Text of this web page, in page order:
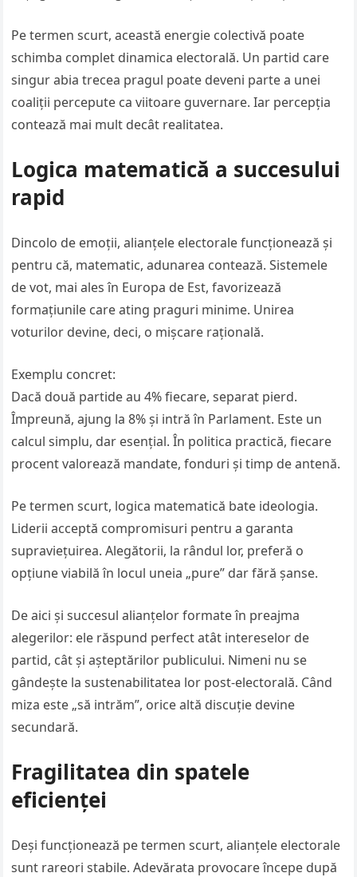
Pe termen scurt, această energie colectivă poate
schimba complet dinamica electorală. Un partid care
singur abia trecea pragul poate deveni parte a unei
coaliții percepute ca viitoare guvernare. Iar percepția
contează mai mult decât realitatea.
Logica matematică a succesului
rapid
Dincolo de emoții, alianțele electorale funcționează și
pentru că, matematic, adunarea contează. Sistemele
de vot, mai ales în Europa de Est, favorizează
formațiunile care ating praguri minime. Unirea
voturilor devine, deci, o mișcare rațională.
Exemplu concret:
Dacă două partide au 4% fiecare, separat pierd.
Împreună, ajung la 8% și intră în Parlament. Este un
calcul simplu, dar esențial. În politica practică, fiecare
procent valorează mandate, fonduri și timp de antenă.
Pe termen scurt, logica matematică bate ideologia.
Liderii acceptă compromisuri pentru a garanta
supraviețuirea. Alegătorii, la rândul lor, preferă o
opțiune viabilă în locul uneia „pure” dar fără șanse.
De aici și succesul alianțelor formate în preajma
alegerilor: ele răspund perfect atât intereselor de
partid, cât și așteptărilor publicului. Nimeni nu se
gândește la sustenabilitatea lor post-electorală. Când
miza este „să intrăm”, orice altă discuție devine
secundară.
Fragilitatea din spatele
eficienței
Deși funcționează pe termen scurt, alianțele electorale
sunt rareori stabile. Adevărata provocare începe după